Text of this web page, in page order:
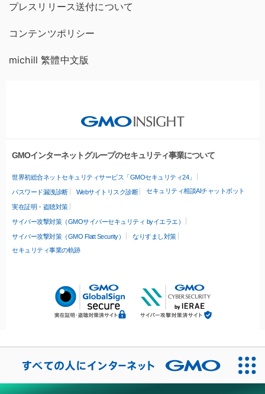
プレスリリース送付について
コンテンツポリシー
michill 繁體中文版
GMOインターネットグループのセキュリティ事業について
世界初総合ネットセキュリティサービス「GMOセキュリティ24」
パスワード漏洩診断 Webサイトリスク診断 セキュリティ相談AIチャットボット
実在証明・盗聴対策
サイバー攻撃対策（GMOサイバーセキュリティ byイエラエ）
サイバー攻撃対策（GMO Flatt Security）
なりすまし対策
セキュリティ事業の軌跡